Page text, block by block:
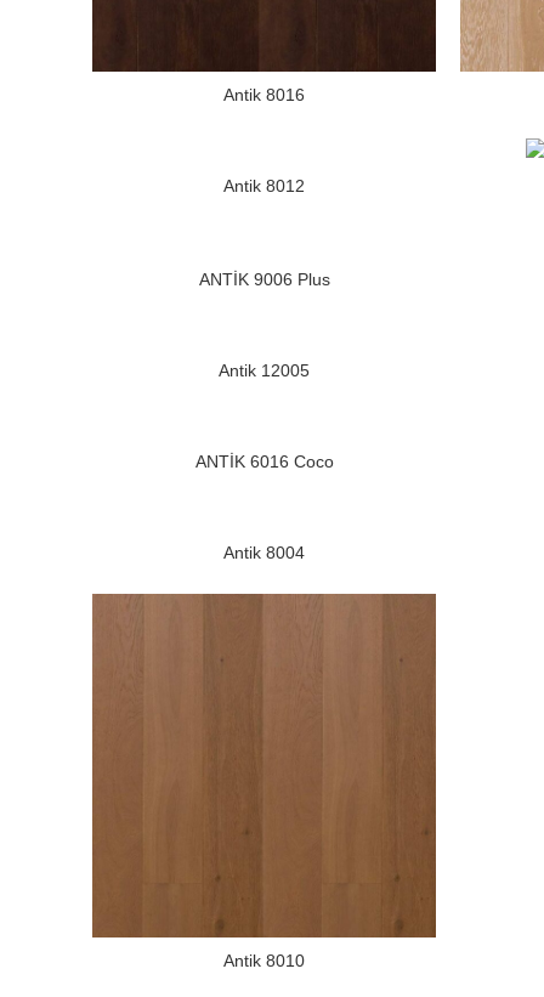
Antik 8016
Antik 8012
ANTİK 9006 Plus
Antik 12005
ANTİK 6016 Coco
Antik 8004
Antik 8010